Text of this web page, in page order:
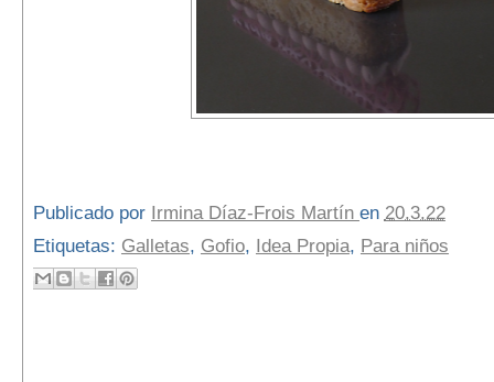
Publicado por Irmina Díaz-Frois Martín en 20.3.22
Etiquetas: Galletas, Gofio, Idea Propia, Para niños